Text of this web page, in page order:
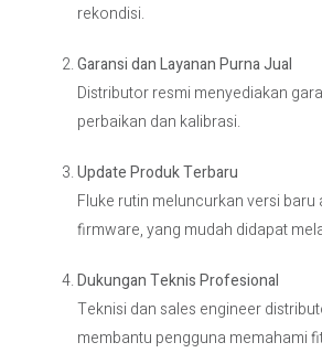
rekondisi.
Garansi dan Layanan Purna Jual
Distributor resmi menyediakan
perbaikan dan kalibrasi.
Update Produk Terbaru
Fluke rutin meluncurkan versi baru
firmware, yang mudah didapat
Dukungan Teknis Profesional
Teknisi dan sales engineer
membantu pengguna memahami